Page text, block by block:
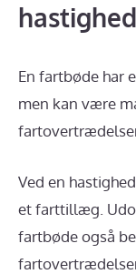
En fartbøde har
men kan være
Ved en
et farttillæg.
fartbøde også